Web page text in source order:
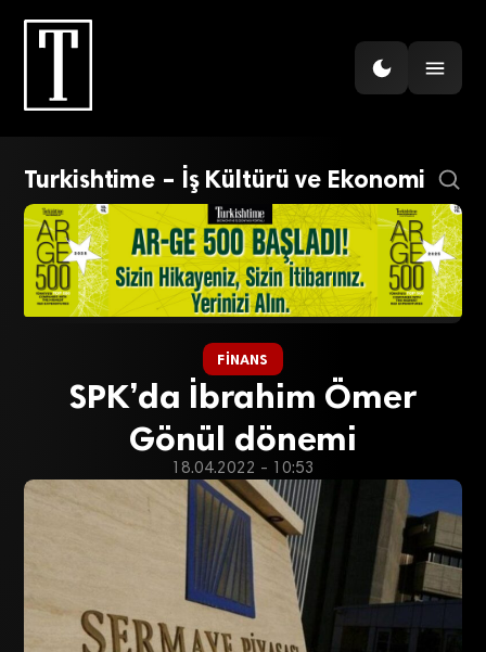
Turkishtime – İş Kültürü ve Ekonomi
FINANS
SPK’da İbrahim Ömer
Gönül dönemi
18.04.2022 - 10:53